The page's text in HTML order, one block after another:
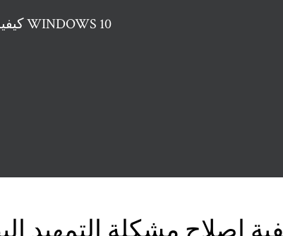
كيفية إصلاح مشكلة التمهيد البطيء في نظام التشغيل WINDOWS 10